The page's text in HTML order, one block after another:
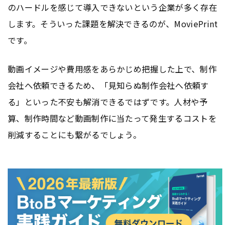
のハードルを感じて導入できないという企業が多く存在
します。そういった課題を解決できるのが、MoviePrint
です。
動画イメージや費用感をあらかじめ把握した上で、制作
会社へ依頼できるため、「見知らぬ制作会社へ依頼す
る」といった不安も解消できるではずです。人材や予
算、制作時間など動画制作に当たって発生するコストを
削減することにも繋がるでしょう。